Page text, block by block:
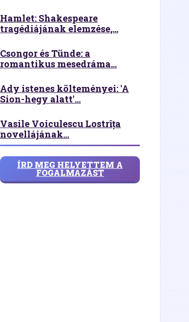
Hamlet: Shakespeare
tragédiájának elemzése,...
Csongor és Tünde: a
romantikus mesedráma...
Ady istenes költeményei: 'A
Sion-hegy alatt'...
Vasile Voiculescu Lostrîța
novellájának...
ÍRD MEG HELYETTEM A
FOGALMAZÁST